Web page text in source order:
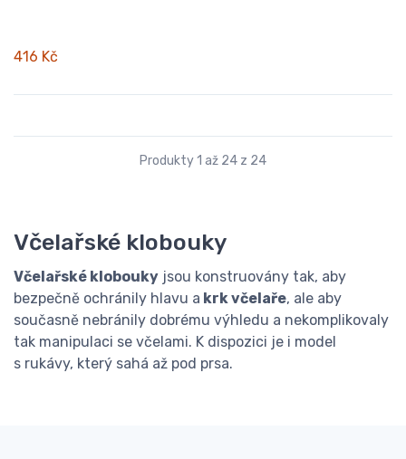
416 Kč
Produkty 1 až 24 z 24
Včelařské klobouky
Včelařské klobouky jsou konstruovány tak, aby
bezpečně ochránily hlavu a krk včelaře, ale aby
současně nebránily dobrému výhledu a nekomplikovaly
tak manipulaci se včelami. K dispozici je i model
s rukávy, který sahá až pod prsa.